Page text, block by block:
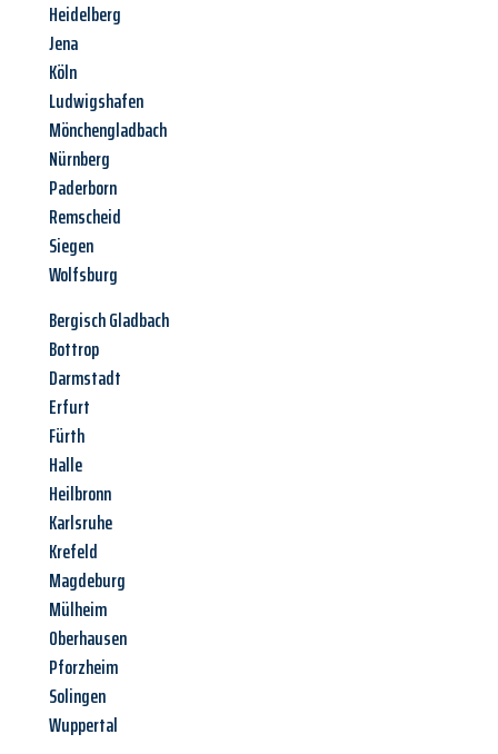
Heidelberg
Jena
Köln
Ludwigshafen
Mönchengladbach
Nürnberg
Paderborn
Remscheid
Siegen
Wolfsburg
Bergisch Gladbach
Bottrop
Darmstadt
Erfurt
Fürth
Halle
Heilbronn
Karlsruhe
Krefeld
Magdeburg
Mülheim
Oberhausen
Pforzheim
Solingen
Wuppertal